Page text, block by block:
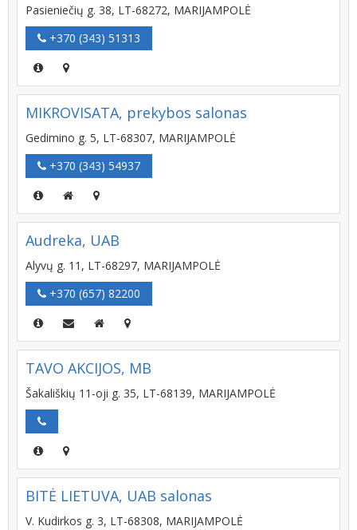
Pasieniečių g. 38, LT-68272, MARIJAMPOLĖ
+370 (343) 51313
MIKROVISATA, prekybos salonas
Gedimino g. 5, LT-68307, MARIJAMPOLĖ
+370 (343) 54937
Audreka, UAB
Alyvų g. 11, LT-68297, MARIJAMPOLĖ
+370 (657) 82200
TAVO AKCIJOS, MB
Šakališkių 11-oji g. 35, LT-68139, MARIJAMPOLĖ
BITĖ LIETUVA, UAB salonas
V. Kudirkos g. 3, LT-68308, MARIJAMPOLĖ